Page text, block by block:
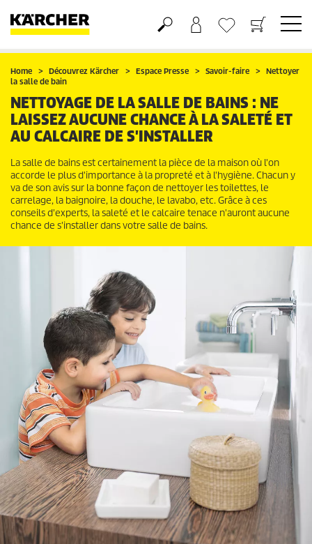
Panier
Liste d'envies
Home Découvrez Kärcher Espace Presse Savoir-faire
Nettoyer
la salle de bain
NETTOYAGE DE LA SALLE DE BAINS : NE
LAISSEZ AUCUNE CHANCE À LA SALETÉ ET
AU CALCAIRE DE S'INSTALLER
La salle de bains est certainement la pièce de la maison où l'on
accorde le plus d'importance à la propreté et à l'hygiène. Chacun y
va de son avis sur la bonne façon de nettoyer les toilettes, le
carrelage, la baignoire, la douche, le lavabo, etc. Grâce à ces
conseils d'experts, la saleté et le calcaire tenace n'auront aucune
chance de s'installer dans votre salle de bains.